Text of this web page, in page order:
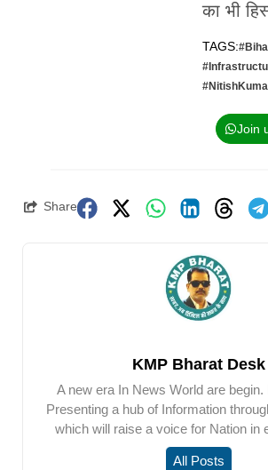
का भी
TAGS:
Join
Share
KMP Bharat Desk
A new era In News World are begin.
Presenting a hub of Information
which will raise a voice for Nation in
All Posts